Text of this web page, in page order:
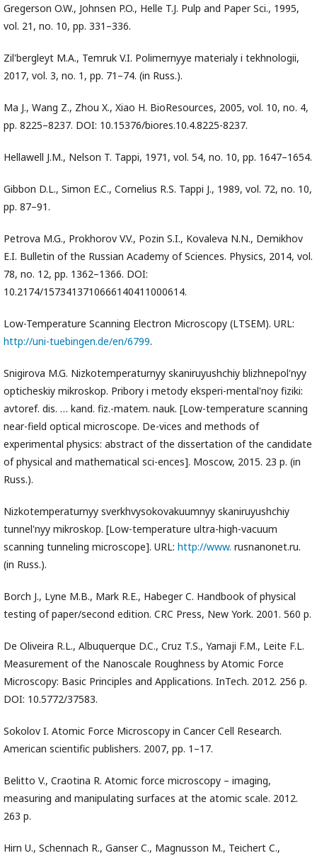
Gregerson O.W., Johnsen P.O., Helle T.J. Pulp and Paper Sci., 1995,
vol. 21, no. 10, pp. 331–336.
Zil'bergleyt M.A., Temruk V.I. Polimernyye materialy i tekhnologii,
2017, vol. 3, no. 1, pp. 71–74. (in Russ.).
Ma J., Wang Z., Zhou X., Xiao H. BioResources, 2005, vol. 10, no. 4,
pp. 8225–8237. DOI: 10.15376/biores.10.4.8225-8237.
Hellawell J.M., Nelson T. Tappi, 1971, vol. 54, no. 10, pp. 1647–1654.
Gibbon D.L., Simon E.C., Cornelius R.S. Tappi J., 1989, vol. 72, no. 10,
pp. 87–91.
Petrova M.G., Prokhorov V.V., Pozin S.I., Kovaleva N.N., Demikhov
E.I. Bulletin of the Russian Academy of Sciences. Physics, 2014, vol.
78, no. 12, pp. 1362–1366. DOI:
10.2174/1573413710666140411000614.
Low-Temperature Scanning Electron Microscopy (LTSEM). URL:
http://uni-tuebingen.de/en/6799.
Snigirova M.G. Nizkotemperaturnyy skaniruyushchiy blizhnepol'nyy
opticheskiy mikroskop. Pribory i metody eksperi-mental'noy fiziki:
avtoref. dis. … kand. fiz.-matem. nauk. [Low-temperature scanning
near-field optical microscope. De-vices and methods of
experimental physics: abstract of the dissertation of the candidate
of physical and mathematical sci-ences]. Moscow, 2015. 23 p. (in
Russ.).
Nizkotemperaturnyy sverkhvysokovakuumnyy skaniruyushchiy
tunnel'nyy mikroskop. [Low-temperature ultra-high-vacuum
scanning tunneling microscope]. URL: http://www. rusnanonet.ru.
(in Russ.).
Borch J., Lyne M.B., Mark R.E., Habeger C. Handbook of physical
testing of paper/second edition. CRC Press, New York. 2001. 560 p.
De Oliveira R.L., Albuquerque D.C., Cruz T.S., Yamaji F.M., Leite F.L.
Measurement of the Nanoscale Roughness by Atomic Force
Microscopy: Basic Principles and Applications. InTech. 2012. 256 p.
DOI: 10.5772/37583.
Sokolov I. Atomic Force Microscopy in Cancer Cell Research.
American scientific publishers. 2007, pp. 1–17.
Belitto V., Craotina R. Atomic force microscopy – imaging,
measuring and manipulating surfaces at the atomic scale. 2012.
263 p.
Hirn U., Schennach R., Ganser C., Magnusson M., Teichert C.,